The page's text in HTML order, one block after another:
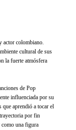
actor colombiano.
cultural de sus
la fuerte atmósfera
de Pop
influenciada por su
que aprendió a tocar el
por fin
como una figura